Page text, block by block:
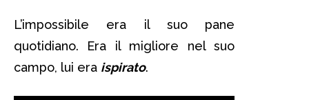
L’impossibile era il suo pane
quotidiano. Era il migliore nel suo
campo, lui era ispirato.